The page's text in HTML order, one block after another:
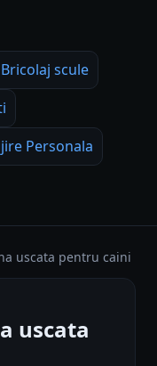
Bricolaj scule
Personala
uscata pentru caini
uscata